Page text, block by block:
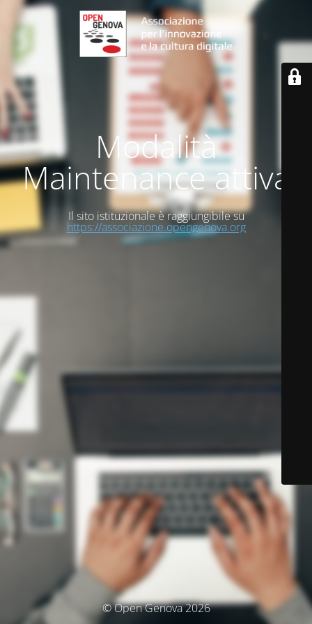
Modalità
Maintenance attiva
Il sito istituzionale è raggiungibile su
https://associazione.opengenova.org
© Open Genova 2026